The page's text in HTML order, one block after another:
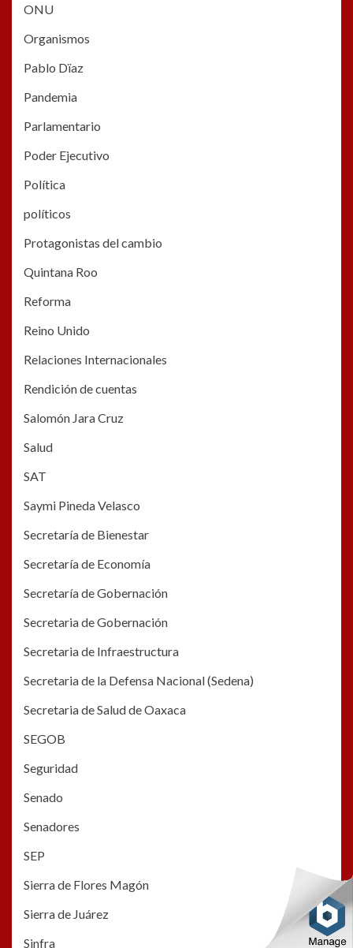
ONU
Organismos
Pablo Dïaz
Pandemia
Parlamentario
Poder Ejecutivo
Política
políticos
Protagonistas del cambio
Quintana Roo
Reforma
Reino Unido
Relaciones Internacionales
Rendición de cuentas
Salomón Jara Cruz
Salud
SAT
Saymi Pineda Velasco
Secretaría de Bienestar
Secretaría de Economía
Secretaría de Gobernación
Secretaria de Gobernación
Secretaria de Infraestructura
Secretaria de la Defensa Nacional (Sedena)
Secretaria de Salud de Oaxaca
SEGOB
Seguridad
Senado
Senadores
SEP
Sierra de Flores Magón
Sierra de Juárez
Sinfra